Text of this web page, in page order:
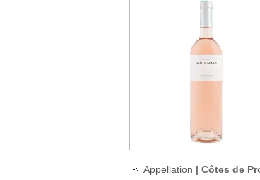
Appellation | Côtes de